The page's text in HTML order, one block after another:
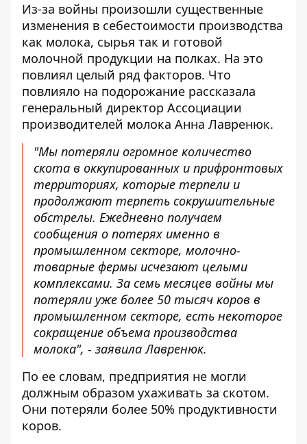
Из-за войны произошли существенные
изменения в себестоимости производства
как молока, сырья так и готовой
молочной продукции на полках. На это
повлиял целый ряд факторов. Что
повлияло на подорожание рассказала
генеральный директор Ассоциации
производителей молока Анна Лавренюк.
"Мы потеряли огромное количество
скота в оккупированных и прифронтовых
территориях, которые терпели и
продолжают терпеть сокрушительные
обстрелы. Ежедневно получаем
сообщения о потерях именно в
промышленном секторе, молочно-
товарные фермы исчезают целыми
комплексами. За семь месяцев войны мы
потеряли уже более 50 тысяч коров в
промышленном секторе, есть некоторое
сокращение объема производства
молока", - заявила Лавренюк.
По ее словам, предприятия не могли
должным образом ухаживать за скотом.
Они потеряли более 50% продуктивности
коров.